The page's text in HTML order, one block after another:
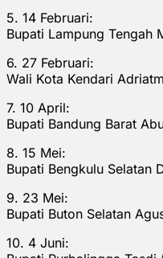
5. 14 Februari:
Bupati Lampung Tengah
6. 27 Februari:
Wali Kota Kendari
7. 10 April:
Bupati Bandung Barat
8. 15 Mei:
Bupati Bengkulu Selatan
9. 23 Mei:
Bupati Buton Selatan
10. 4 Juni: